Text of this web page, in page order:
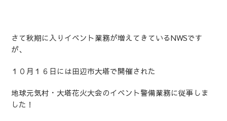
さて秋期に入りイベント業務が増えてきているNWSです
が、
１０月１６日には田辺市大塔で開催された
地球元気村・大塔花火大会のイベント警備業務に従事しま
した！